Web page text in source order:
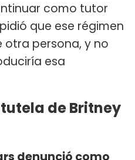
como tutor
que ese régimen
otra persona, y no
esa
de Britney